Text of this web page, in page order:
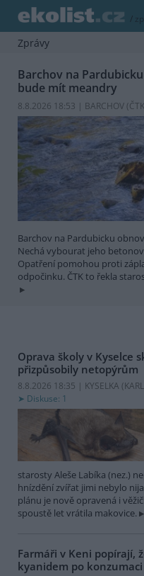
/
Zprávy
Barchov na
bude mít meandry
8.8.2026 18:53 | BARCHOV (ČTK
Barchov na Pardubicku
Nechá vybourat jeho
Opatření pomohou proti
odpočinku. ČTK to řekla
Oprava školy v Kyselce
přizpůsobily netopýrům
8.8.2026 18:35 | KYSELKA
Diskuse: 1
starosty Aleše Labíka (nez.)
hnízdění zvířat jimi nebylo
plánu je nově opravená i
spoustě let vrátila makovice.
Farmáři v Keni popírají,
kyanidem po